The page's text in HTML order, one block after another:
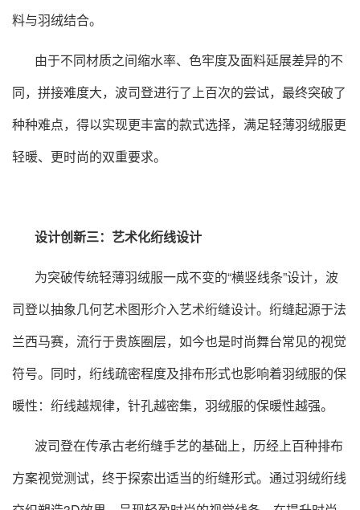
料与羽绒结合。
由于不同材质之间缩水率、色牢度及面料延展差异的不
同，拼接难度大，波司登进行了上百次的尝试，最终突破了
种种难点，得以实现更丰富的款式选择，满足轻薄羽绒服更
轻暖、更时尚的双重要求。
设计创新三：艺术化绗线设计
为突破传统轻薄羽绒服一成不变的“横竖线条”设计，波
司登以抽象几何艺术图形介入艺术绗缝设计。绗缝起源于法
兰西马赛，流行于贵族圈层，如今也是时尚舞台常见的视觉
符号。同时，绗线疏密程度及排布形式也影响着羽绒服的保
暖性：绗线越规律，针孔越密集，羽绒服的保暖性越强。
波司登在传承古老绗缝手艺的基础上，历经上百种排布
方案视觉测试，终于探索出适当的绗缝形式。通过羽绒绗线